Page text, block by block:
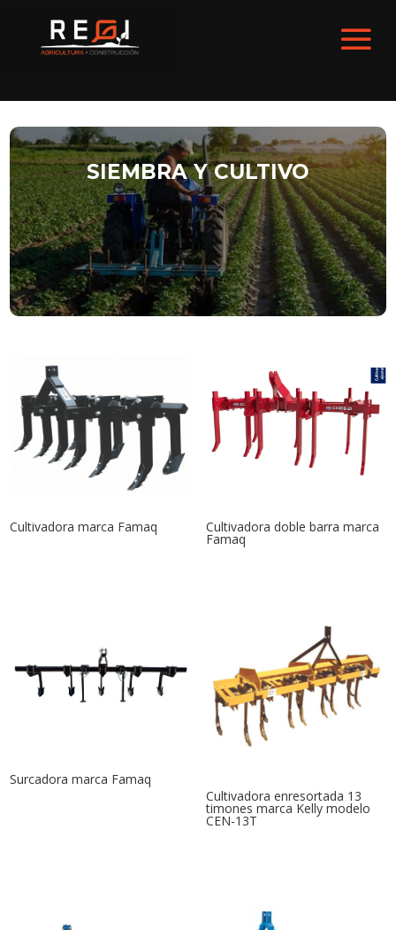
SIEMBRA Y CULTIVO
Cultivadora marca Famaq Cultivadora doble barra marca
Famaq
Surcadora marca Famaq
Cultivadora enresortada 13
timones marca Kelly modelo
CEN-13T